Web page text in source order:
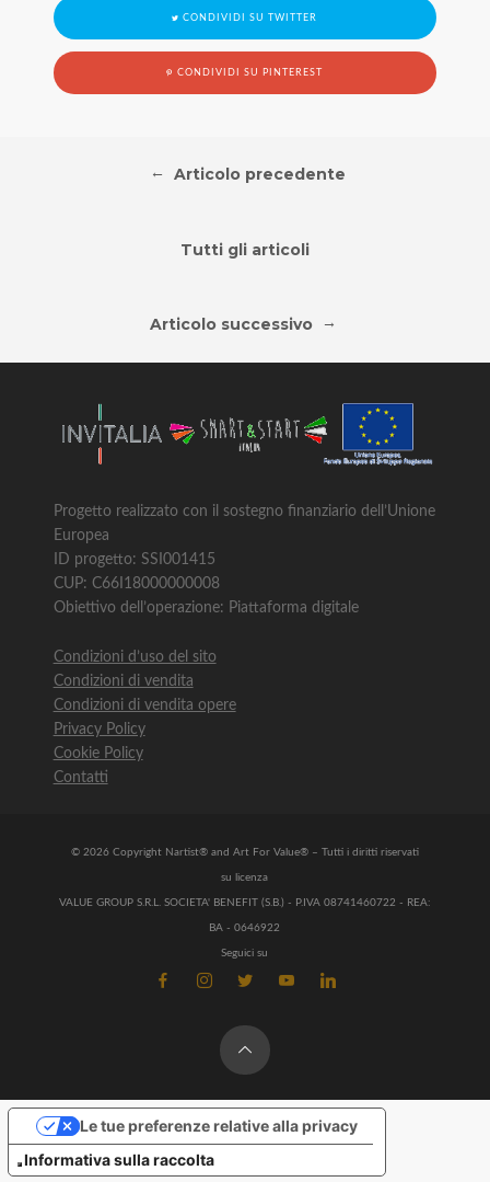
CONDIVIDI SU TWITTER
CONDIVIDI SU PINTEREST
← Articolo precedente
Tutti gli articoli
Articolo successivo →
Progetto realizzato con il sostegno finanziario dell’Unione
Europea
ID progetto: SSI001415
CUP: C66I18000000008
Obiettivo dell’operazione: Piattaforma digitale
Condizioni d’uso del sito
Condizioni di vendita
Condizioni di vendita opere
Privacy Policy
Cookie Policy
Contatti
© 2026 Copyright Nartist® and Art For Value® – Tutti i diritti riservati
su licenza
VALUE GROUP S.R.L. SOCIETA' BENEFIT (S.B.) - P.IVA 08741460722 - REA:
BA - 0646922
Seguici su
Informativa sulla raccolta
Le tue preferenze relative alla privacy